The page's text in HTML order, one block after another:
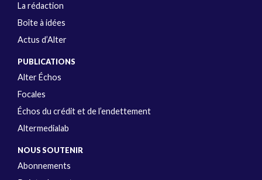
La rédaction
Boîte à idées
Actus d’Alter
PUBLICATIONS
Alter Échos
Focales
Échos du crédit et de l’endettement
Altermedialab
NOUS SOUTENIR
Abonnements